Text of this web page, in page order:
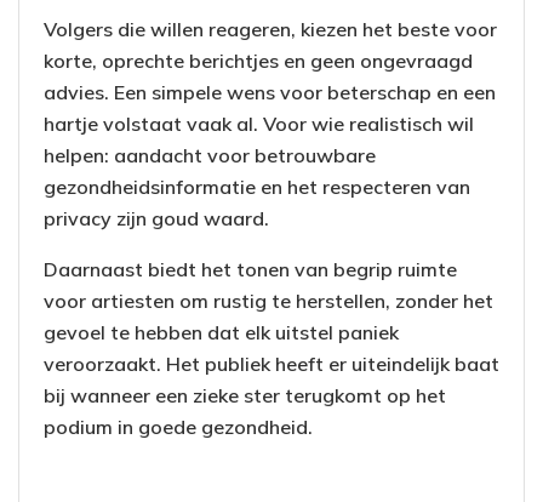
Volgers die willen reageren, kiezen het beste voor
korte, oprechte berichtjes en geen ongevraagd
advies. Een simpele wens voor beterschap en een
hartje volstaat vaak al. Voor wie realistisch wil
helpen: aandacht voor betrouwbare
gezondheidsinformatie en het respecteren van
privacy zijn goud waard.
Daarnaast biedt het tonen van begrip ruimte
voor artiesten om rustig te herstellen, zonder het
gevoel te hebben dat elk uitstel paniek
veroorzaakt. Het publiek heeft er uiteindelijk baat
bij wanneer een zieke ster terugkomt op het
podium in goede gezondheid.